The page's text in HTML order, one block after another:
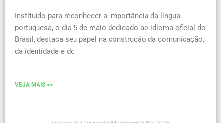
Instituído para reconhecer a importância da língua
portuguesa, o dia 5 de maio dedicado ao idioma oficial do
Brasil, destaca seu papel na construção da comunicação,
da identidade e do
VEJA MAIS >>